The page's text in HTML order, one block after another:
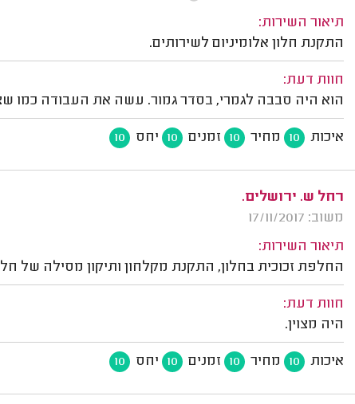
תיאור השירות:
התקנת חלון אלומיניום לשירותים.
חוות דעת:
הוא היה סבבה לגמרי, בסדר גמור. עשה את העבודה כמו
איכות 10 מחיר 10 זמנים 10 יחס 10
רחל ש. ירושלים.
משוב: 17/11/2017
תיאור השירות:
החלפת זכוכית בחלון, התקנת מקלחון ותיקון מסילה של
חוות דעת:
היה מצוין.
איכות 10 מחיר 10 זמנים 10 יחס 10